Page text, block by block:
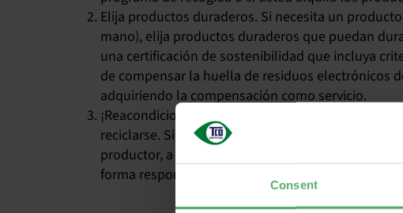
Consent
Elija productos duraderos. Si necesita un
mano), elija productos duraderos que puedan
una certificación de sostenibilidad que incluya
de compensar la huella de residuos electrónicos
adquiriendo la compensación como servicio.
¡Reacondicionar, remanufacturar o reciclar! Los
reciclarse. Si no es posible reutilizar o vender
productor, a un reciclador de productos
forma responsable. No deje que los productos